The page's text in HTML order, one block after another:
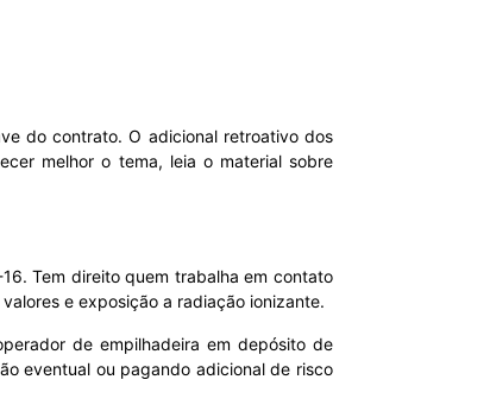
do contrato. O adicional retroativo dos
melhor o tema, leia o material sobre
Tem direito quem trabalha em contato
e exposição a radiação ionizante.
de empilhadeira em depósito de
eventual ou pagando adicional de risco